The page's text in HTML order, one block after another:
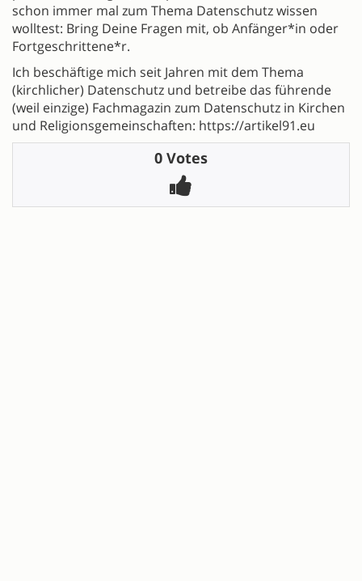
schon immer mal zum Thema Datenschutz wissen
wolltest: Bring Deine Fragen mit, ob Anfänger*in oder
Fortgeschrittene*r.
Ich beschäftige mich seit Jahren mit dem Thema
(kirchlicher) Datenschutz und betreibe das führende
(weil einzige) Fachmagazin zum Datenschutz in Kirchen
und Religionsgemeinschaften: https://artikel91.eu
0 Votes